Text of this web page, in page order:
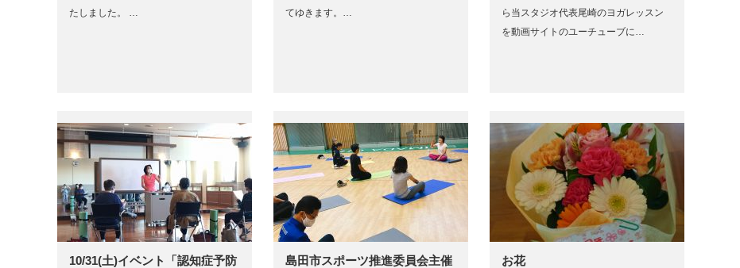
たしました。 …
てゆきます。…
ら当スタジオ代表尾崎のヨガレッスン
を動画サイトのユーチューブに…
10/31(土)イベント「認知症予防
島田市スポーツ推進委員会主催
お花